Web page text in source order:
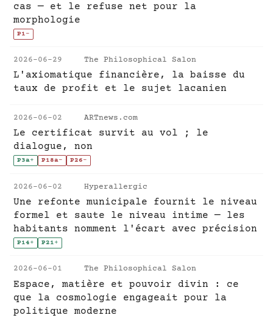
cas — et le refuse net pour la
morphologie
P1-
2026-06-29 The Philosophical Salon
L'axiomatique financière, la baisse du
taux de profit et le sujet lacanien
2026-06-02 ARTnews.com
Le certificat survit au vol ; le
dialogue, non
P3a+ P18a- P26-
2026-06-02 Hyperallergic
Une refonte municipale fournit le niveau
formel et saute le niveau intime — les
habitants nomment l'écart avec précision
P14+ P21+
2026-06-01 The Philosophical Salon
Espace, matière et pouvoir divin : ce
que la cosmologie engageait pour la
politique moderne